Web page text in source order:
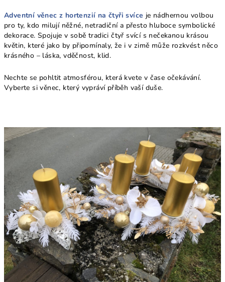
Adventní věnec z hortenzií na čtyři svíce je nádhernou volbou
pro ty, kdo milují něžné, netradiční a přesto hluboce symbolické
dekorace. Spojuje v sobě tradici čtyř svící s nečekanou krásou
květin, které jako by připomínaly, že i v zimě může rozkvést něco
krásného – láska, vděčnost, klid.
Nechte se pohltit atmosférou, která kvete v čase očekávání.
Vyberte si věnec, který vypráví příběh vaší duše.